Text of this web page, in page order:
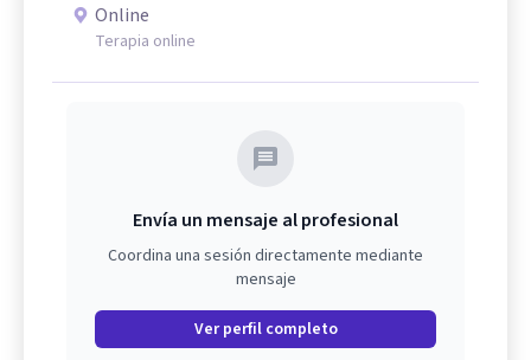
Online
Terapia online
Envía un mensaje al profesional
Coordina una sesión directamente mediante
mensaje
Ver perfil completo